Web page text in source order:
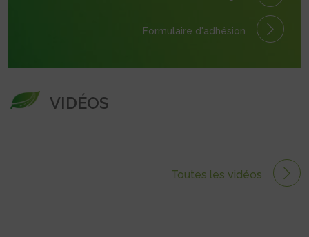
Formulaire d'adhésion
VIDÉOS
Toutes les vidéos